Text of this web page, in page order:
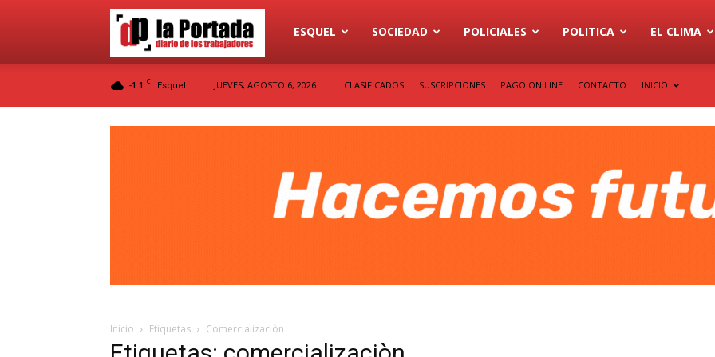
Diario
La
ESQUEL SOCIEDAD POLICIALES POLITICA EL CLIMA
-1.1 C Esquel JUEVES, AGOSTO 6, 2026 CLASIFICADOS SUSCRIPCIONES PAGO ON LINE CONTACTO INICIO
Inicio Etiquetas Comercializaciòn